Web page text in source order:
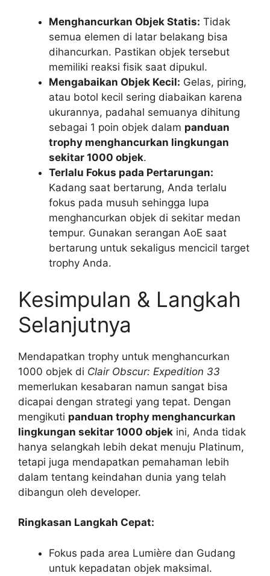
Menghancurkan Objek Statis: Tidak
semua elemen di latar belakang bisa
dihancurkan. Pastikan objek tersebut
memiliki reaksi fisik saat dipukul.
Mengabaikan Objek Kecil: Gelas, piring,
atau botol kecil sering diabaikan karena
ukurannya, padahal semuanya dihitung
sebagai 1 poin objek dalam panduan
trophy menghancurkan lingkungan
sekitar 1000 objek.
Terlalu Fokus pada Pertarungan:
Kadang saat bertarung, Anda terlalu
fokus pada musuh sehingga lupa
menghancurkan objek di sekitar medan
tempur. Gunakan serangan AoE saat
bertarung untuk sekaligus mencicil target
trophy Anda.
Kesimpulan & Langkah
Selanjutnya
Mendapatkan trophy untuk menghancurkan
1000 objek di Clair Obscur: Expedition 33
memerlukan kesabaran namun sangat bisa
dicapai dengan strategi yang tepat. Dengan
mengikuti panduan trophy menghancurkan
lingkungan sekitar 1000 objek ini, Anda tidak
hanya selangkah lebih dekat menuju Platinum,
tetapi juga mendapatkan pemahaman lebih
dalam tentang keindahan dunia yang telah
dibangun oleh developer.
Ringkasan Langkah Cepat:
Fokus pada area Lumière dan Gudang
untuk kepadatan objek maksimal.